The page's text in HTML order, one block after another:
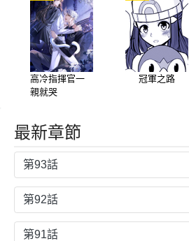
高冷指揮官一
親就哭
冠軍之路
最新章節
第93話
第92話
第91話